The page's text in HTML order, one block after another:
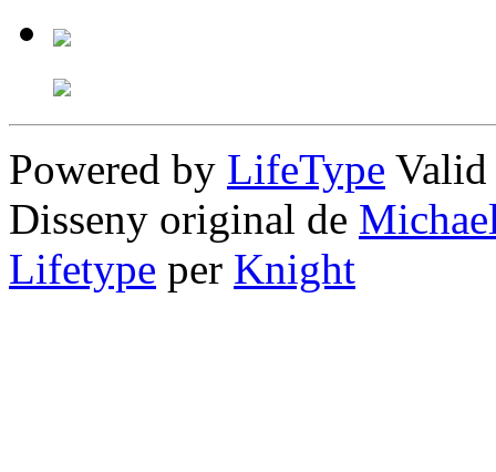
Powered by LifeType
Disseny original de
Lifetype per Knight